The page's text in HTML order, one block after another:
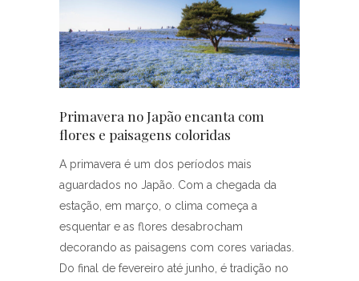
Primavera no Japão encanta com
flores e paisagens coloridas
A primavera é um dos períodos mais
aguardados no Japão. Com a chegada da
estação, em março, o clima começa a
esquentar e as flores desabrocham
decorando as paisagens com cores variadas.
Do final de fevereiro até junho, é tradição no